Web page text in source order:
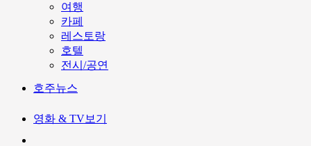
여행
카페
레스토랑
호텔
전시/공연
호주뉴스
영화 & TV보기